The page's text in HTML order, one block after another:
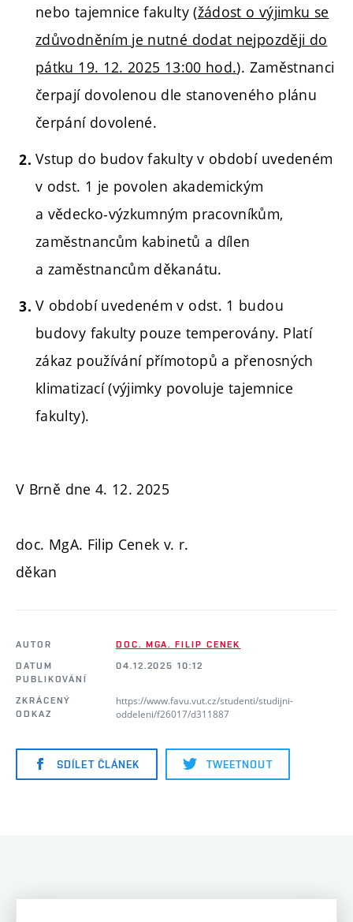
nebo tajemnice fakulty (žádost o výjimku se
zdůvodněním je nutné dodat nejpozději do
pátku 19. 12. 2025 13:00 hod.). Zaměstnanci
čerpají dovolenou dle stanoveného plánu
čerpání dovolené.
Vstup do budov fakulty v období uvedeném
v odst. 1 je povolen akademickým
a vědecko-výzkumným pracovníkům,
zaměstnancům kabinetů a dílen
a zaměstnancům děkanátu.
V období uvedeném v odst. 1 budou
budovy fakulty pouze temperovány. Platí
zákaz používání přímotopů a přenosných
klimatizací (výjimky povoluje tajemnice
fakulty).
V Brně dne 4. 12. 2025
doc. MgA. Filip Cenek v. r.
děkan
AUTOR
DOC. MGA. FILIP CENEK
DATUM
PUBLIKOVÁNÍ
04.12.2025 10:12
ZKRÁCENÝ
ODKAZ
https://www.favu.vut.cz/studenti/studijni-
oddeleni/f26017/d311887
SDÍLET ČLÁNEK TWEETNOUT